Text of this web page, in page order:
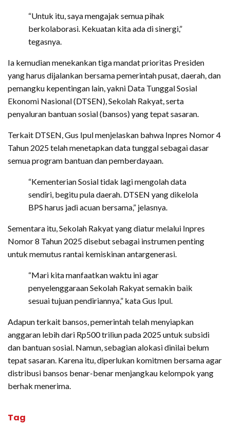
“Untuk itu, saya mengajak semua pihak
berkolaborasi. Kekuatan kita ada di sinergi,”
tegasnya.
Ia kemudian menekankan tiga mandat prioritas Presiden
yang harus dijalankan bersama pemerintah pusat, daerah, dan
pemangku kepentingan lain, yakni Data Tunggal Sosial
Ekonomi Nasional (DTSEN), Sekolah Rakyat, serta
penyaluran bantuan sosial (bansos) yang tepat sasaran.
Terkait DTSEN, Gus Ipul menjelaskan bahwa Inpres Nomor 4
Tahun 2025 telah menetapkan data tunggal sebagai dasar
semua program bantuan dan pemberdayaan.
“Kementerian Sosial tidak lagi mengolah data
sendiri, begitu pula daerah. DTSEN yang dikelola
BPS harus jadi acuan bersama,” jelasnya.
Sementara itu, Sekolah Rakyat yang diatur melalui Inpres
Nomor 8 Tahun 2025 disebut sebagai instrumen penting
untuk memutus rantai kemiskinan antargenerasi.
“Mari kita manfaatkan waktu ini agar
penyelenggaraan Sekolah Rakyat semakin baik
sesuai tujuan pendiriannya,” kata Gus Ipul.
Adapun terkait bansos, pemerintah telah menyiapkan
anggaran lebih dari Rp500 triliun pada 2025 untuk subsidi
dan bantuan sosial. Namun, sebagian alokasi dinilai belum
tepat sasaran. Karena itu, diperlukan komitmen bersama agar
distribusi bansos benar-benar menjangkau kelompok yang
berhak menerima.
Tag